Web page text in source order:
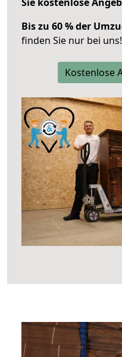
Bis zu 60 % der
finden Sie nur bei uns!
Kostenlose